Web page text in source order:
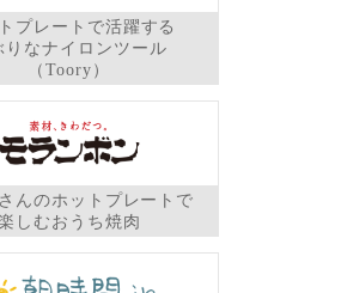
プレートで活躍する
りなナイロンツール
（Toory）
んのホットプレートで
しむおうち焼肉